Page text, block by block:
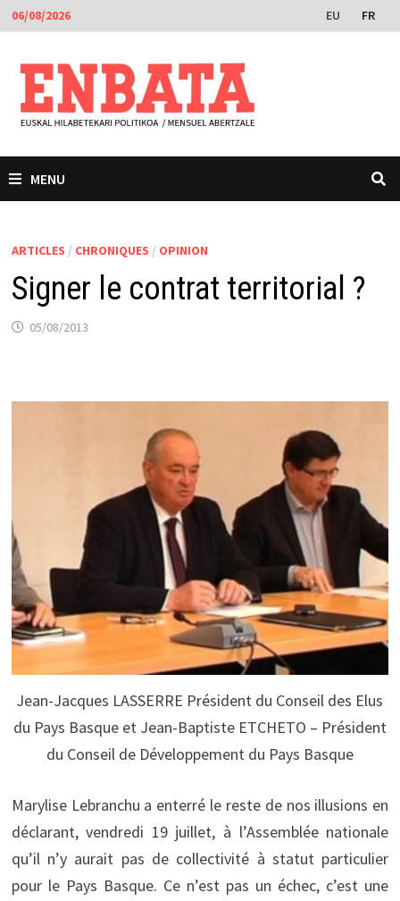
Passer
au
contenu
06/08/2026 EU FR
MENU
ARTICLES / CHRONIQUES / OPINION
Signer le contrat territorial ?
05/08/2013
Jean-Jacques LASSERRE Président du Conseil des Elus
du Pays Basque et Jean-Baptiste ETCHETO – Président
du Conseil de Développement du Pays Basque
Marylise Lebranchu a enterré le reste de nos illusions en
déclarant, vendredi 19 juillet, à l’Assemblée nationale
qu’il n’y aurait pas de collectivité à statut particulier
pour le Pays Basque. Ce n’est pas un échec, c’est une